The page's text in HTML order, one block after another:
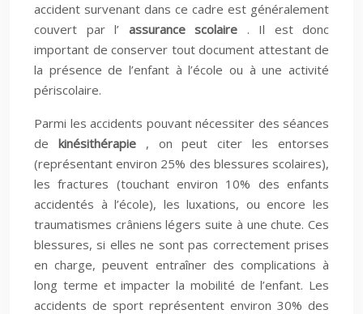
accident survenant dans ce cadre est généralement
couvert par l’ assurance scolaire . Il est donc
important de conserver tout document attestant de
la présence de l’enfant à l’école ou à une activité
périscolaire.
Parmi les accidents pouvant nécessiter des séances
de kinésithérapie , on peut citer les entorses
(représentant environ 25% des blessures scolaires),
les fractures (touchant environ 10% des enfants
accidentés à l’école), les luxations, ou encore les
traumatismes crâniens légers suite à une chute. Ces
blessures, si elles ne sont pas correctement prises
en charge, peuvent entraîner des complications à
long terme et impacter la mobilité de l’enfant. Les
accidents de sport représentent environ 30% des